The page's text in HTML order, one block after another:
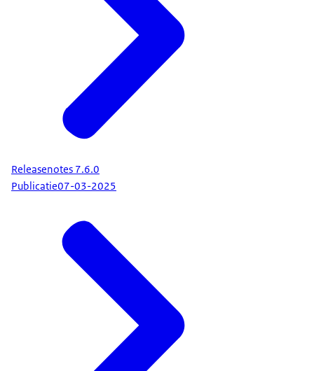
Releasenotes 7.6.0
Publicatie07-03-2025